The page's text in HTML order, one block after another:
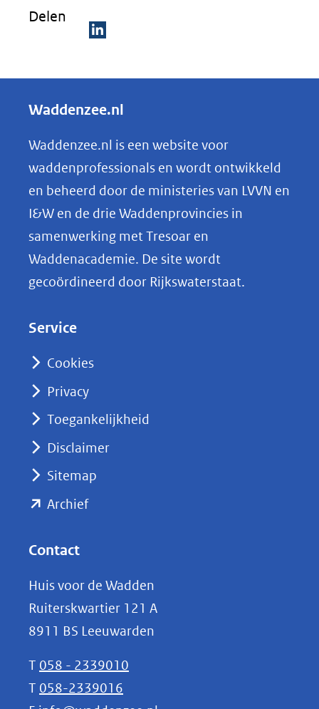
Delen
e
e
n
o
p
k
e
nieuw
naar
Waddenzee.nl
Waddenzee.nl is een website voor
waddenprofessionals en wordt ontwikkeld
en beheerd door de ministeries van LVVN en
I&W en de drie Waddenprovincies in
samenwerking met Tresoar en
Waddenacademie. De site wordt
gecoördineerd door Rijkswaterstaat.
Service
Cookies
Privacy
Toegankelijkheid
Disclaimer
Sitemap
Archief(opent
(verwijst
naar
een
andere
website)
Contact
Huis voor de Wadden
Ruiterskwartier 121 A
8911 BS Leeuwarden
T 058 - 2339010
T 058-2339016